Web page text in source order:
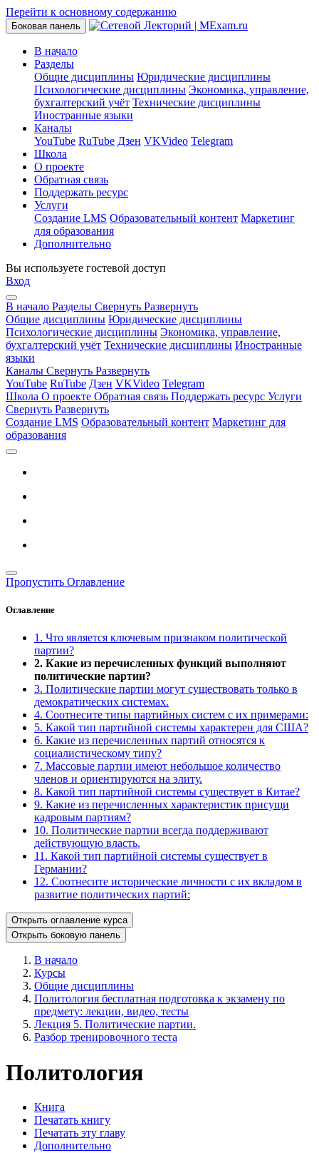
Перейти к основному содержанию
Боковая панель
В начало
Разделы
Общие дисциплины Юридические дисциплины
Психологические дисциплины Экономика, управление,
бухгалтерский учёт Технические дисциплины
Иностранные языки
Каналы
YouTube RuTube Дзен VKVideo Telegram
Школа
О проекте
Обратная связь
Поддержать ресурс
Услуги
Создание LMS Образовательный контент Маркетинг
для образования
Дополнительно
Вы используете гостевой доступ
Вход
В начало Разделы Свернуть Развернуть
Общие дисциплины Юридические дисциплины
Психологические дисциплины Экономика, управление,
бухгалтерский учёт Технические дисциплины Иностранные
языки
Каналы Свернуть Развернуть
YouTube RuTube Дзен VKVideo Telegram
Школа О проекте Обратная связь Поддержать ресурс Услуги
Свернуть Развернуть
Создание LMS Образовательный контент Маркетинг для
образования
Пропустить Оглавление
Оглавление
1. Что является ключевым признаком политической
партии?
2. Какие из перечисленных функций выполняют
политические партии?
3. Политические партии могут существовать только в
демократических системах.
4. Соотнесите типы партийных систем с их примерами:
5. Какой тип партийной системы характерен для США?
6. Какие из перечисленных партий относятся к
социалистическому типу?
7. Массовые партии имеют небольшое количество
членов и ориентируются на элиту.
8. Какой тип партийной системы существует в Китае?
9. Какие из перечисленных характеристик присущи
кадровым партиям?
10. Политические партии всегда поддерживают
действующую власть.
11. Какой тип партийной системы существует в
Германии?
12. Соотнесите исторические личности с их вкладом в
развитие политических партий:
Открыть оглавление курса
Открыть боковую панель
В начало
Курсы
Общие дисциплины
Политология бесплатная подготовка к экзамену по
предмету: лекции, видео, тесты
Лекция 5. Политические партии.
Разбор тренировочного теста
Политология
Книга
Печатать книгу
Печатать эту главу
Дополнительно